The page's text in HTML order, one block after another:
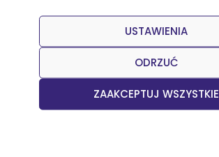
ZAAKCEPTUJ WSZYSTKIE
ODRZUĆ
USTAWIENIA
Przepisy Julia Sztyler
Nachos México